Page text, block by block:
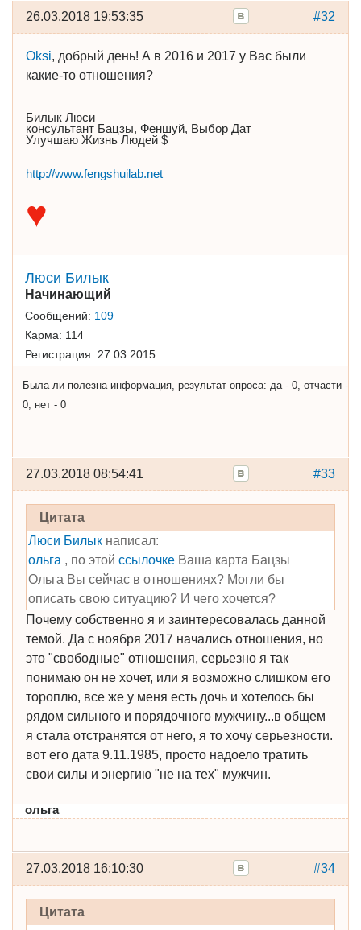
#32
26.03.2018 19:53:35
Oksi, добрый день! А в 2016 и 2017 у Вас были
какие-то отношения?
Билык Люси
консультант Бацзы, Феншуй, Выбор Дат
Улучшаю Жизнь Людей $
http://www.fengshuilab.net
♥
Люси Билык
Начинающий
Сообщений: 109
Карма: 114
Регистрация: 27.03.2015
Была ли полезна информация, результат опроса: да - 0, отчасти -
0, нет - 0
#33
27.03.2018 08:54:41
Цитата
Люси Билыкнаписал:
ольга , по этой ссылочкеВаша карта Бацзы
Ольга Вы сейчас в отношениях? Могли бы
описать свою ситуацию? И чего хочется?
Почему собственно я и заинтересовалась данной
темой. Да с ноября 2017 начались отношения, но
это "свободные" отношения, серьезно я так
понимаю он не хочет, или я возможно слишком его
тороплю, все же у меня есть дочь и хотелось бы
рядом сильного и порядочного мужчину...в общем
я стала отстранятся от него, я то хочу серьезности.
вот его дата 9.11.1985, просто надоело тратить
свои силы и энергию "не на тех" мужчин.
ольга
#34
27.03.2018 16:10:30
Цитата